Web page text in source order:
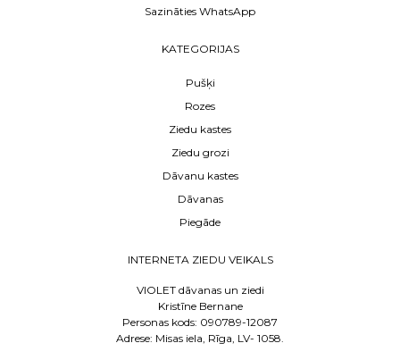
Sazināties WhatsApp
KATEGORIJAS
Pušķi
Rozes
Ziedu kastes
Ziedu grozi
Dāvanu kastes
Dāvanas
Piegāde
INTERNETA ZIEDU VEIKALS
VIOLET dāvanas un ziedi
Kristīne Bernane
Personas kods: 090789-12087
Adrese: Misas iela, Rīga, LV- 1058.